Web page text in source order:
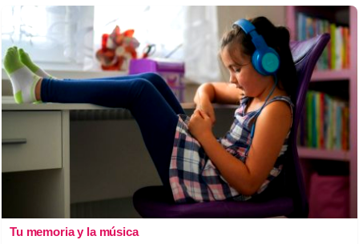
Tu memoria y la música